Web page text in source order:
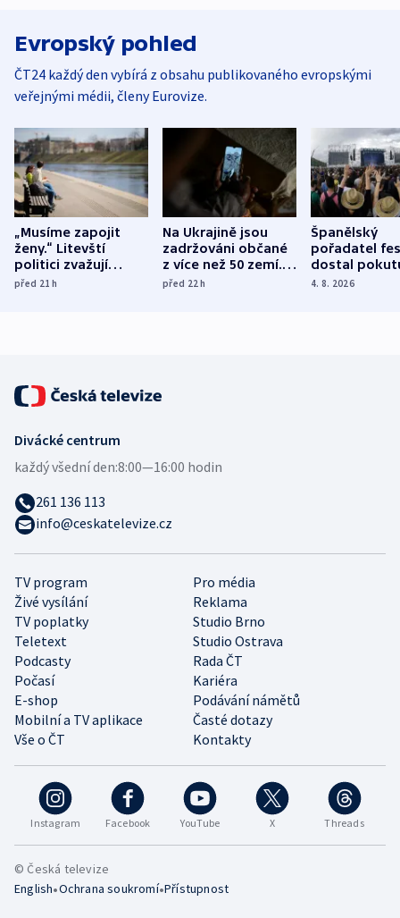
Evropský pohled
ČT24 každý den vybírá z obsahu publikovaného evropskými
veřejnými médii, členy Eurovize.
„Musíme zapojit
ženy.“ Litevští
politici zvažují
dohodu o
před 21h
Na Ukrajině jsou
zadržováni občané
z více než 50 zemí.
Bojovali na straně
před 22h
Španělský
pořadatel
dostal
nekalé
4. 8. 2026
Instagram Facebook YouTube X Threads
TV program
Pro média
Živé vysílání
Reklama
TV poplatky
Studio Brno
Teletext
Studio Ostrava
Podcasty
Rada ČT
Počasí
Kariéra
E-shop
Podávání námětů
Mobilní a TV aplikace
Časté dotazy
Vše o ČT
Kontakty
Divácké centrum
každý všední den:8:00—16:00 hodin
261 136 113
info@ceskatelevize.cz
© Česká televize
English•Ochrana soukromí•Přístupnost